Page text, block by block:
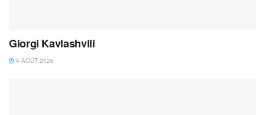
Giorgi Kavlashvili
4 AOÛT 2026